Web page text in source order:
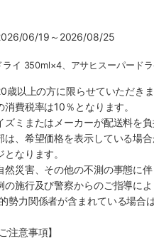
06/19～2026/08/25
ライ 350ml×4、アサヒスーパード
歳以上の方に限らせていただきま
費税率は10％となります。
ミまたはメーカーが配送料を負
、希望価格を表示している場合
なります。
然災害、その他の不測の事態に
の施行及び警察からのご指導に
勢力関係者が含まれている場合
注意事項】